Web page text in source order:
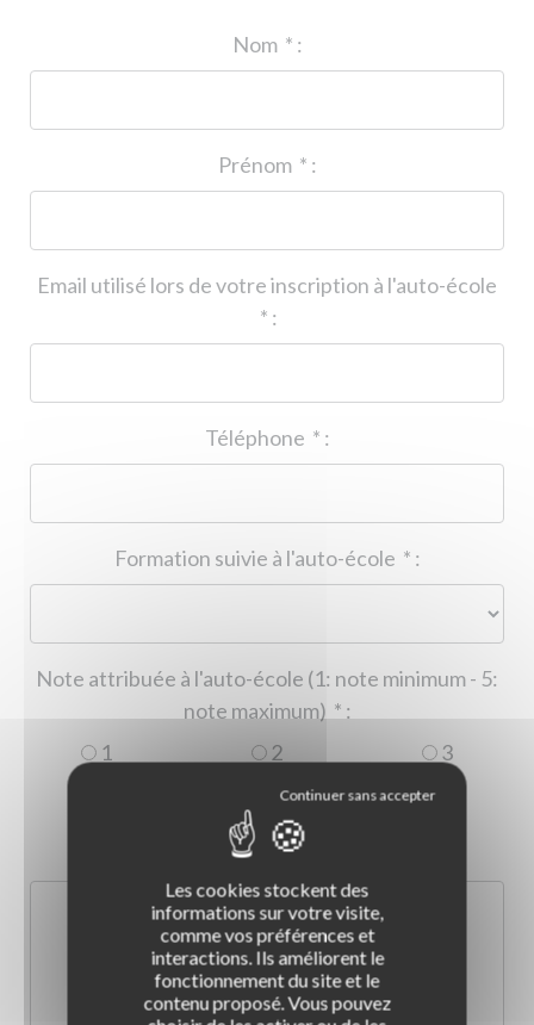
* :
* :
Email utilisé lors de votre inscription à l'auto-école
* :
* :
* :
Note attribuée à l'auto-école (1: note minimum - 5:
* :
1
2
3
5
Les cookies stockent des
informations sur votre visite,
comme vos préférences et
interactions. Ils améliorent le
fonctionnement du site et le
contenu proposé. Vous pouvez